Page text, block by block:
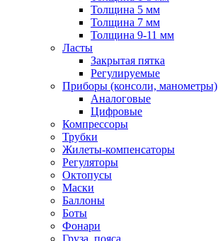
Толщина 5 мм
Толщина 7 мм
Толщина 9-11 мм
Ласты
Закрытая пятка
Регулируемые
Приборы (консоли, манометры)
Аналоговые
Цифровые
Компрессоры
Трубки
Жилеты-компенсаторы
Регуляторы
Октопусы
Маски
Баллоны
Боты
Фонари
Груза, пояса